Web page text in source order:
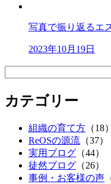
写真で振り返るエ
2023年10月19日
カテゴリー
組織の育て方 （18）
ReOSの源流 （37）
実用ブログ （44）
徒然ブログ （26）
事例・お客様の声